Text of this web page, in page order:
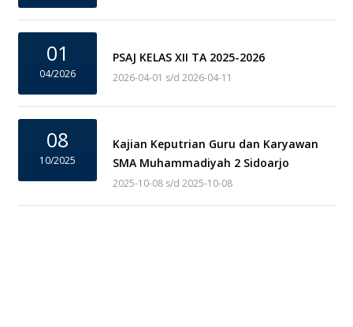
01
04/2026
PSAJ KELAS XII TA 2025-2026
2026-04-01 s/d 2026-04-11
08
10/2025
Kajian Keputrian Guru dan Karyawan
SMA Muhammadiyah 2 Sidoarjo
2025-10-08 s/d 2025-10-08